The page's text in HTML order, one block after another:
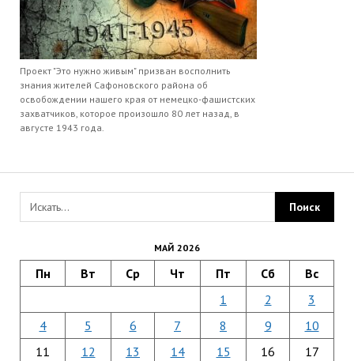
Проект "Это нужно живым" призван восполнить
знания жителей Сафоновского района об
освобождении нашего края от немецко-фашистских
захватчиков, которое произошло 80 лет назад, в
августе 1943 года.
МАЙ 2026
Пн Вт Ср Чт Пт Сб Вс
1 2
3
4
5 6 7 8 9
10
11
12 13 14 15 16
17